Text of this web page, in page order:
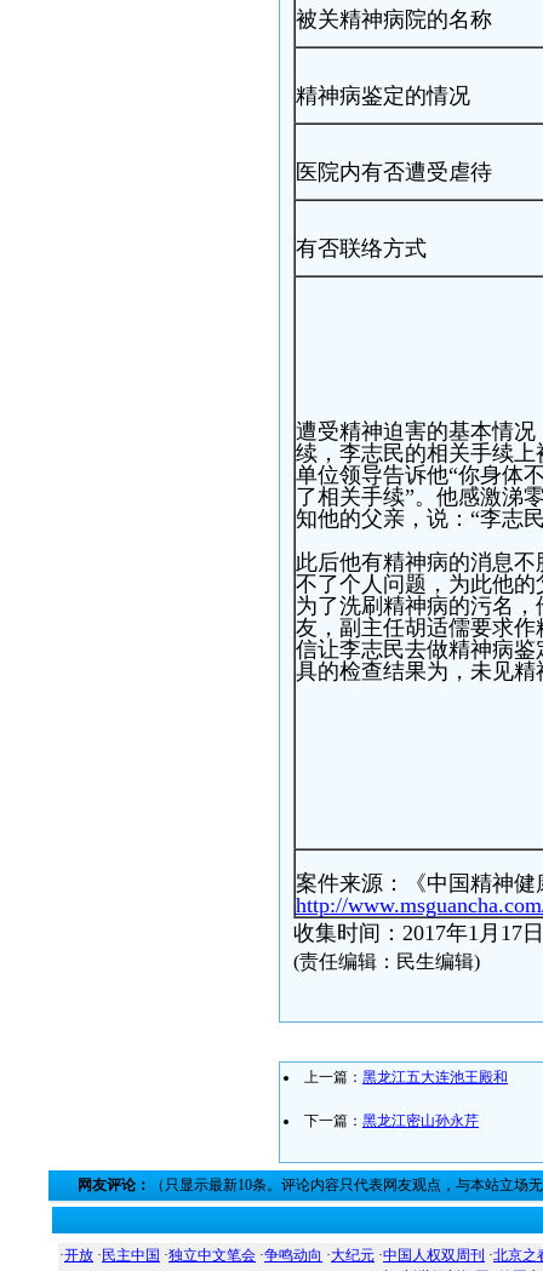
被关精神病院的名称
精神病鉴定的情况
医院内有否遭受虐待
有否联络方式
遭受精神迫害的基本情
续，李志民的相关手续
单位领导告诉他“你身体
了相关手续”。他感激涕
知他的父亲，说：“李志
此后他有精神病的消息
不了个人问题，为此他
为了洗刷精神病的污名
友，副主任胡适儒要求
信让李志民去做精神病
具的检查结果为，未见
案件来源：《中国精神健
http://
收集时间：2017年1月17日
(责任编辑：民生编辑)
上一篇： 黑龙江五大连池王殿和
下一篇： 黑龙江密山孙永芹
网友评论： （只显示最新10条。评论内容只代表网友观点，与本站立场
·开放 · 民主中国 ·独立中文笔会 ·争鸣动向 ·大纪元 ·中国人权双周刊 ·北京之